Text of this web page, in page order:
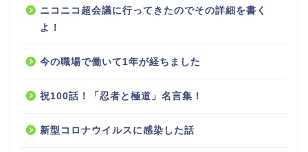
ニコニコ超会議に行ってきたのでその詳細を書く
よ！
今の職場で働いて1年が経ちました
祝100話！「忍者と極道」名言集！
新型コロナウイルスに感染した話